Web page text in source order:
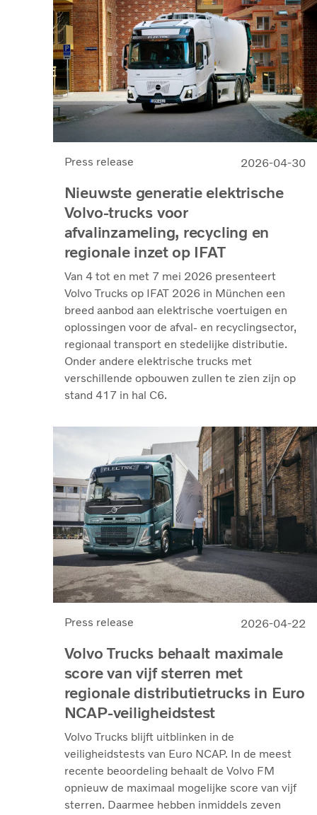
Press release 2026-04-30
Nieuwste generatie elektrische
Volvo-trucks voor
afvalinzameling, recycling en
regionale inzet op IFAT
Van 4 tot en met 7 mei 2026 presenteert
Volvo Trucks op IFAT 2026 in München een
breed aanbod aan elektrische voertuigen en
oplossingen voor de afval- en recyclingsector,
regionaal transport en stedelijke distributie.
Onder andere elektrische trucks met
verschillende opbouwen zullen te zien zijn op
stand 417 in hal C6.
Press release 2026-04-22
Volvo Trucks behaalt maximale
score van vijf sterren met
regionale distributietrucks in Euro
NCAP‑veiligheidstest
Volvo Trucks blijft uitblinken in de
veiligheidstests van Euro NCAP. In de meest
recente beoordeling behaalt de Volvo FM
opnieuw de maximaal mogelijke score van vijf
sterren. Daarmee hebben inmiddels zeven